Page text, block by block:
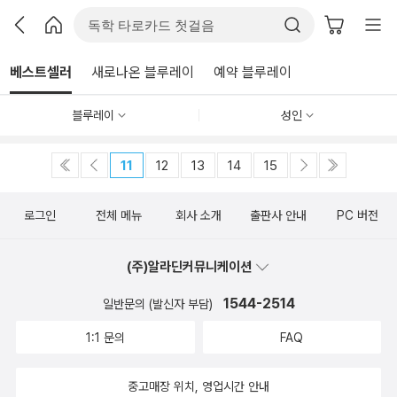
베스트셀러 새로나온 블루레이 예약 블루레이
블루레이 성인
11 12 13 14 15
로그인 전체 메뉴 회사 소개 출판사 안내 PC 버전
(주)알라딘커뮤니케이션
일반문의 (발신자 부담) 1544-2514
1:1 문의 FAQ
중고매장 위치, 영업시간 안내